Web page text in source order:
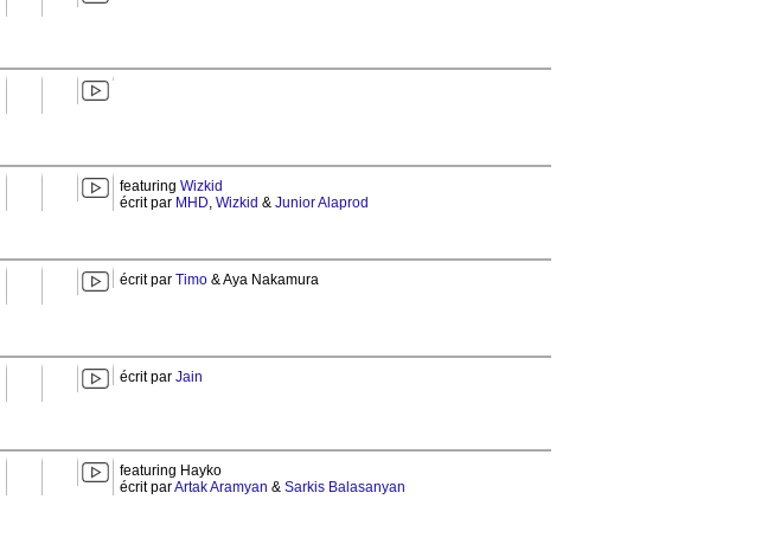
featuring Wizkid
écrit par MHD, Wizkid & Junior Alaprod
écrit par Timo & Aya Nakamura
écrit par Jain
featuring Hayko
écrit parArtak Aramyan & Sarkis Balasanyan